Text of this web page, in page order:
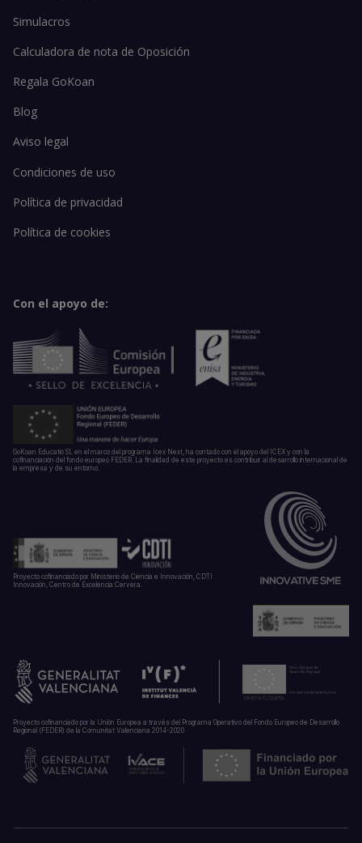
Simulacros
Calculadora de nota de Oposición
Regala GoKoan
Blog
Aviso legal
Condiciones de uso
Política de privacidad
Política de cookies
Con el apoyo de:
GoKoan Educatio SL en el marco del programa Icex Next, ha contado con el apoyo del ICEX y con la
cofinanciación del fondo europeo FEDER. La finalidad de este proyecto es contribuir al desarrollo internacional de
la empresa y de su entorno.
Proyecto cofinanciado por Ministerio de Ciencia e Innovación, CDTI
Innovación, Centro de Excelencia Cervera.
Proyecto cofinanciado por la Unión Europea a través del Programa Operativo del Fondo Europeo de Desarrollo
Regional (FEDER) de la Comunitat Valenciana 2014-2020